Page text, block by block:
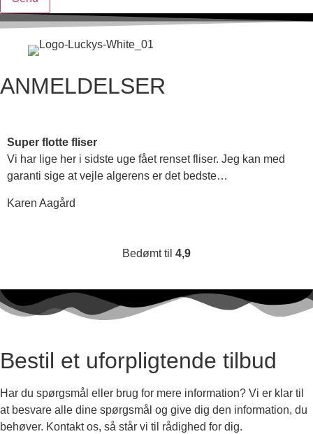
ANMELDELSER
Super flotte fliser
Vi har lige her i sidste uge fået renset fliser. Jeg kan med
garanti sige at vejle algerens er det bedste…
Karen Aagård
Bedømt til 4,9
Bestil et uforpligtende tilbud
Har du spørgsmål eller brug for mere information? Vi er klar til
at besvare alle dine spørgsmål og give dig den information, du
behøver. Kontakt os, så står vi til rådighed for dig.